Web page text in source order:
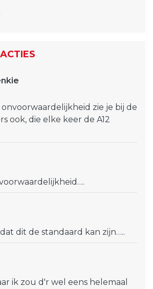
zie je bij de
ook, die elke keer de A12
dit de standaard kan zijn…..
ik zou d'r wel eens helemaal